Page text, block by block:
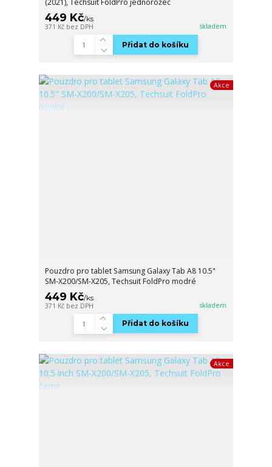
(2021), Techsuit FoldPro jednorožec
449 Kč/ks
371 Kč bez DPH skladem
Přidat do košíku
Akce
Pouzdro pro tablet Samsung Galaxy Tab A8 10.5"
SM-X200/SM-X205, Techsuit FoldPro modré
449 Kč/ks
371 Kč bez DPH skladem
Přidat do košíku
Akce